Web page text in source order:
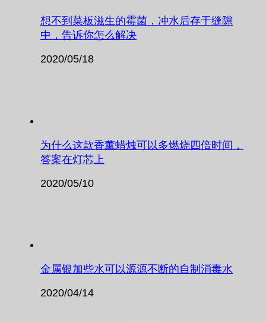
想不到菜板滋生的霉菌，冲水后存于缝隙
中，告诉你怎么解决
2020/05/18
为什么这款香薰蜡烛可以多燃烧四倍时间，
答案在灯芯上
2020/05/10
金属银加些水可以源源不断的自制消毒水
2020/04/14